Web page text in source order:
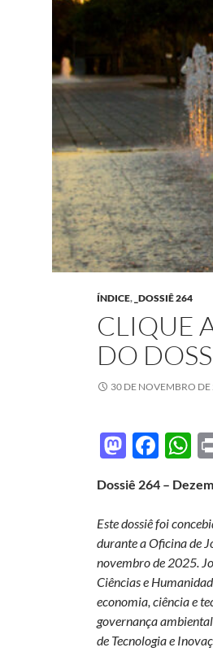
ÍNDICE, _DOSSIÊ 264
CLIQUE
DO
30 DE NOVEMBRO DE
M
to
d
o
n
F
e
b
o
o
k
at
s
A
p
p
Dossiê 264 –
Este dossiê foi
durante a Oficina de
novembro de 2025.
Ciências e
economia, ciência e
governança
de Tecnologia e